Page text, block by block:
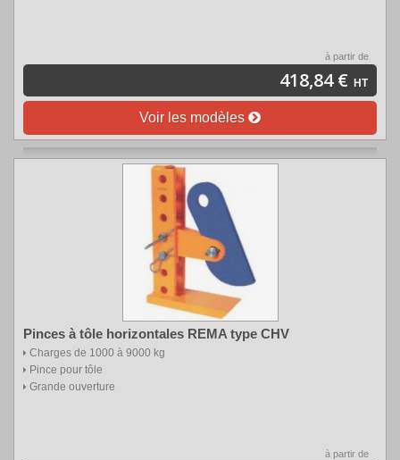
à partir de
418,84 € HT
Voir les modèles
Pinces à tôle horizontales REMA type CHV
Charges de 1000 à 9000 kg
Pince pour tôle
Grande ouverture
à partir de